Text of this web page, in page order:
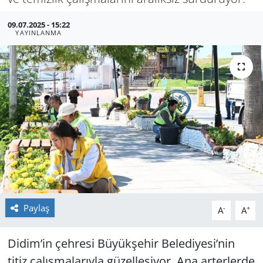
09.07.2025 - 15:22
YAYINLANMA
Paylaş A- A+
Didim’in çeh­re­si Bü­yük­şe­hir Be­le­di­ye­si’nin
GÜNDEM
HABERDE İNSAN
KÜLTÜR SANAT
MAGAZİN
POLİTİKA
RESMİ İLANLAR
SAĞLIK